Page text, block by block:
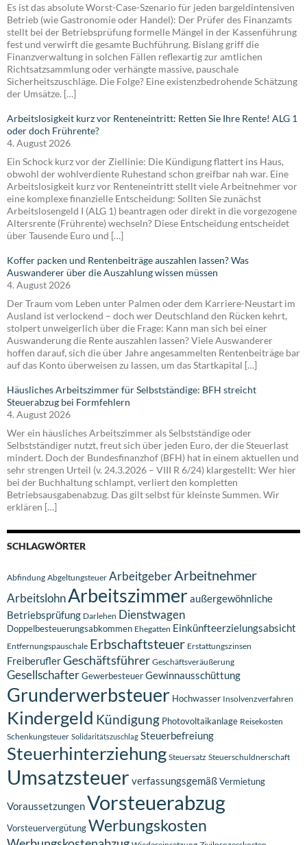
Es ist das absolute Worst-Case-Szenario für jeden bargeldintensiven
Betrieb (wie Gastronomie oder Handel): Der Prüfer des Finanzamts
stellt bei der Betriebsprüfung formelle Mängel in der Kassenführung
fest und verwirft die gesamte Buchführung. Bislang griff die
Finanzverwaltung in solchen Fällen reflexartig zur amtlichen
Richtsatzsammlung oder verhängte massive, pauschale
Sicherheitszuschläge. Die Folge? Eine existenzbedrohende Schätzung
der Umsätze. […]
Arbeitslosigkeit kurz vor Renteneintritt: Retten Sie Ihre Rente! ALG 1
oder doch Frührente?
4. August 2026
Ein Schock kurz vor der Ziellinie: Die Kündigung flattert ins Haus,
obwohl der wohlverdiente Ruhestand schon greifbar nah war. Eine
Arbeitslosigkeit kurz vor Renteneintritt stellt viele Arbeitnehmer vor
eine komplexe finanzielle Entscheidung: Sollten Sie zunächst
Arbeitslosengeld I (ALG 1) beantragen oder direkt in die vorgezogene
Altersrente (Frührente) wechseln? Diese Entscheidung entscheidet
über Tausende Euro und […]
Koffer packen und Rentenbeiträge auszahlen lassen? Was
Auswanderer über die Auszahlung wissen müssen
4. August 2026
Der Traum vom Leben unter Palmen oder dem Karriere-Neustart im
Ausland ist verlockend – doch wer Deutschland den Rücken kehrt,
stolpert unweigerlich über die Frage: Kann man sich bei einer
Auswanderung die Rente auszahlen lassen? Viele Auswanderer
hoffen darauf, sich die über Jahre angesammelten Rentenbeiträge bar
auf das Konto überweisen zu lassen, um das Startkapital […]
Häusliches Arbeitszimmer für Selbstständige: BFH streicht
Steuerabzug bei Formfehlern
4. August 2026
Wer ein häusliches Arbeitszimmer als Selbstständige oder
Selbstständiger nutzt, freut sich über jeden Euro, der die Steuerlast
mindert. Doch der Bundesfinanzhof (BFH) hat in einem aktuellen und
sehr strengen Urteil (v. 24.3.2026 – VIII R 6/24) klargestellt: Wer hier
bei der Buchhaltung schlampt, verliert den kompletten
Betriebsausgabenabzug. Das gilt selbst für kleinste Summen. Wir
erklären […]
SCHLAGWÖRTER
Abfindung Abgeltungsteuer ArbeitgeberArbeitnehmer
ArbeitslohnArbeitszimmeraußergewöhnliche
Betriebsprüfung Darlehen Dienstwagen
Doppelbesteuerungsabkommen Ehegatten Einkünfteerzielungsabsicht
Entfernungspauschale Erbschaftsteuer Erstattungszinsen
FreiberuflerGeschäftsführer Geschäftsveräußerung
GesellschafterGewerbesteuerGewinnausschüttung
Grunderwerbsteuer Hochwasser Insolvenzverfahren
Kindergeld Kündigung Photovoltaikanlage Reisekosten
Schenkungsteuer Solidaritätszuschlag Steuerbefreiung
Steuerhinterziehung Steuersatz Steuerschuldnerschaft
Umsatzsteuer verfassungsgemäßVermietung
VoraussetzungenVorsteuerabzug
VorsteuervergütungWerbungskosten